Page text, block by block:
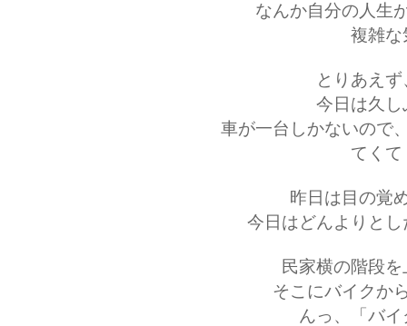
なんか自分の人生
複雑な
とりあえ
今日は久
車が一台しかないので
てく
昨日は目の覚
今日はどんよりと
民家横の階段
そこにバイクか
んっ、「バ